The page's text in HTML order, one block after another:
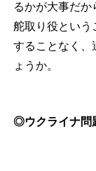
るかが大事だ
舵取り役という
することなく、
ょうか。
◎ウクライナ問